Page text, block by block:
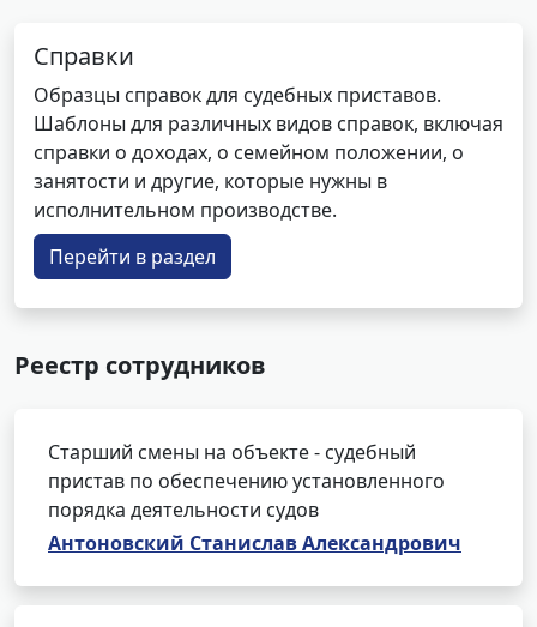
Справки
Образцы справок для судебных приставов.
Шаблоны для различных видов справок, включая
справки о доходах, о семейном положении, о
занятости и другие, которые нужны в
исполнительном производстве.
Перейти в раздел
Реестр сотрудников
Старший смены на объекте - судебный
пристав по обеспечению установленного
порядка деятельности судов
Антоновский Станислав Александрович